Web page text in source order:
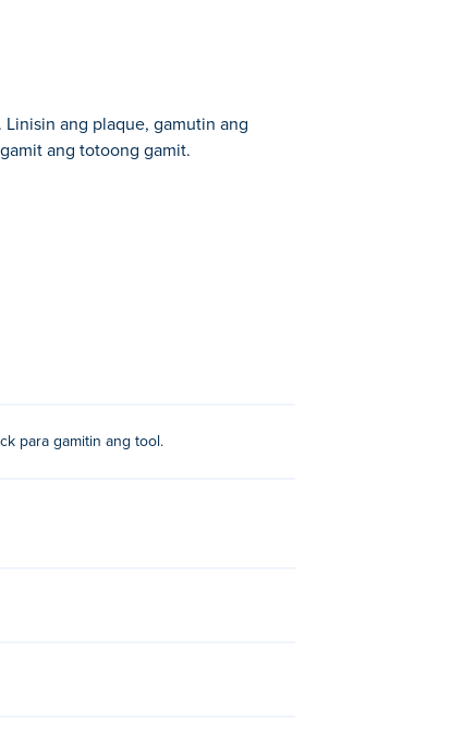
ang plaque, gamutin ang
ang totoong gamit.
para gamitin ang tool.